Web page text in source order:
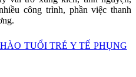
công trình, phần việc thanh
TUỔI TRẺ Y TẾ PHỤNG